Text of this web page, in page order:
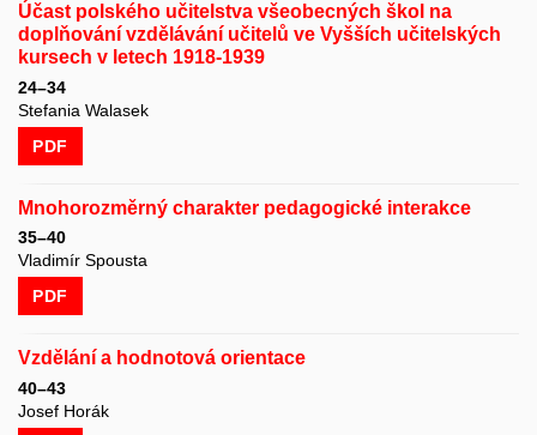
Účast polského učitelstva všeobecných škol na
doplňování vzdělávání učitelů ve Vyšších učitelských
kursech v letech 1918-1939
24–34
Stefania Walasek
PDF
Mnohorozměrný charakter pedagogické interakce
35–40
Vladimír Spousta
PDF
Vzdělání a hodnotová orientace
40–43
Josef Horák